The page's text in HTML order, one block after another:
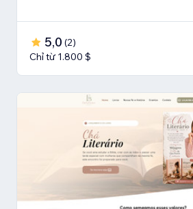
5,0 (2)
Chỉ từ 1.800 $